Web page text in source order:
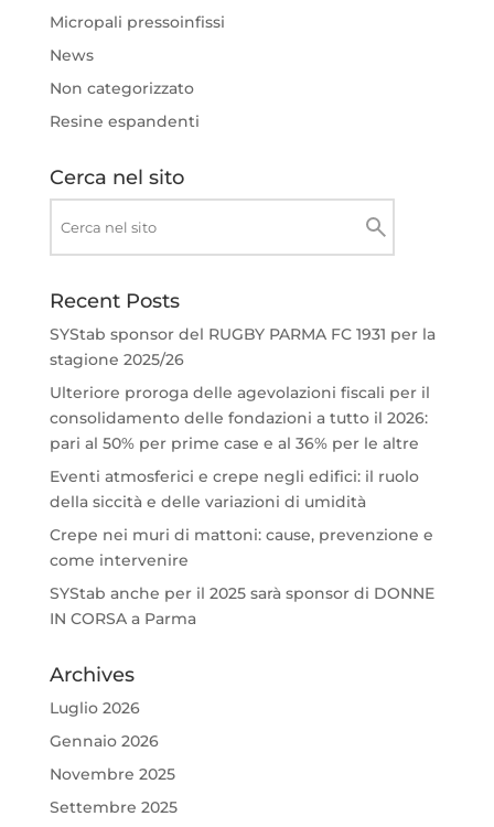
Micropali pressoinfissi
News
Non categorizzato
Resine espandenti
Cerca nel sito
Recent Posts
SYStab sponsor del RUGBY PARMA FC 1931 per la
stagione 2025/26
Ulteriore proroga delle agevolazioni fiscali per il
consolidamento delle fondazioni a tutto il 2026:
pari al 50% per prime case e al 36% per le altre
Eventi atmosferici e crepe negli edifici: il ruolo
della siccità e delle variazioni di umidità
Crepe nei muri di mattoni: cause, prevenzione e
come intervenire
SYStab anche per il 2025 sarà sponsor di DONNE
IN CORSA a Parma
Archives
Luglio 2026
Gennaio 2026
Novembre 2025
Settembre 2025